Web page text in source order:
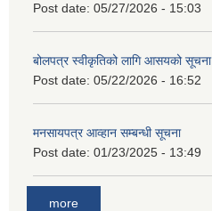
Post date: 05/27/2026 - 15:03
बोलपत्र स्वीकृतिको लागि आसयको सूचना
Post date: 05/22/2026 - 16:52
मनसायपत्र आव्हान सम्बन्धी सूचना
Post date: 01/23/2025 - 13:49
more